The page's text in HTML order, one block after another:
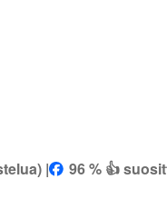
| 96 % 👍